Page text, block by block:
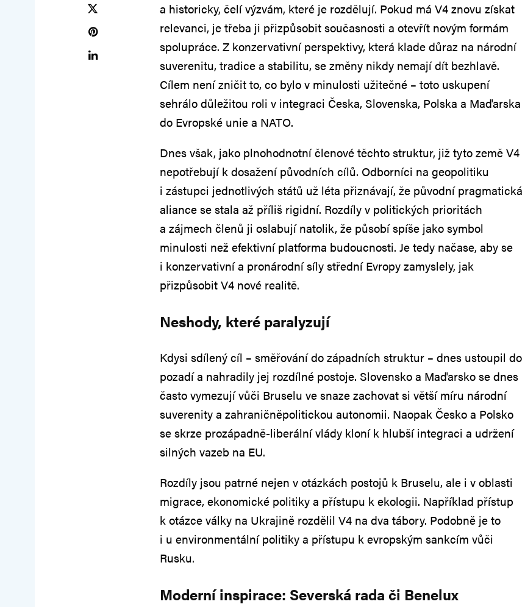
a historicky, čelí výzvám, které je rozdělují. Pokud má V4 znovu získat
relevanci, je třeba ji přizpůsobit současnosti a otevřít novým formám
spolupráce. Z konzervativní perspektivy, která klade důraz na národní
suverenitu, tradice a stabilitu, se změny nikdy nemají dít bezhlavě.
Cílem není zničit to, co bylo v minulosti užitečné – toto uskupení
sehrálo důležitou roli v integraci Česka, Slovenska, Polska a Maďarska
do Evropské unie a NATO.
Dnes však, jako plnohodnotní členové těchto struktur, již tyto země V4
nepotřebují k dosažení původních cílů. Odborníci na geopolitiku
i zástupci jednotlivých států už léta přiznávají, že původní pragmatická
aliance se stala až příliš rigidní. Rozdíly v politických prioritách
a zájmech členů ji oslabují natolik, že působí spíše jako symbol
minulosti než efektivní platforma budoucnosti. Je tedy načase, aby se
i konzervativní a pronárodní síly střední Evropy zamyslely, jak
přizpůsobit V4 nové realitě.
Neshody, které paralyzují
Kdysi sdílený cíl – směřování do západních struktur – dnes ustoupil do
pozadí a nahradily jej rozdílné postoje. Slovensko a Maďarsko se dnes
často vymezují vůči Bruselu ve snaze zachovat si větší míru národní
suverenity a zahraničněpolitickou autonomii. Naopak Česko a Polsko
se skrze prozápadně-liberální vlády kloní k hlubší integraci a udržení
silných vazeb na EU.
Rozdíly jsou patrné nejen v otázkách postojů k Bruselu, ale i v oblasti
migrace, ekonomické politiky a přístupu k ekologii. Například přístup
k otázce války na Ukrajině rozdělil V4 na dva tábory. Podobně je to
i u environmentální politiky a přístupu k evropským sankcím vůči
Rusku.
Moderní inspirace: Severská rada či Benelux